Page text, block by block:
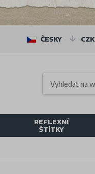
ČESKY CZK
REFLEXNÍ
ŠTÍTKY